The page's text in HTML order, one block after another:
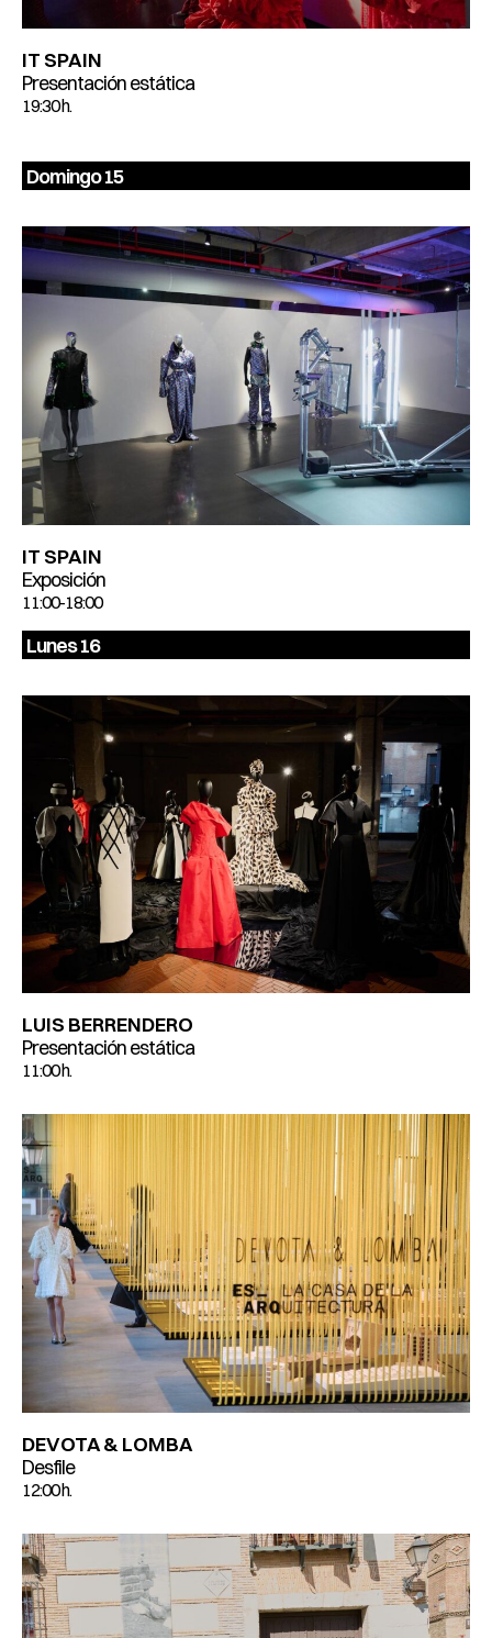
IT SPAIN
Presentación estática
19:30 h.
Domingo 15
IT SPAIN
Exposición
11:00-18:00
Lunes 16
LUIS BERRENDERO
Presentación estática
11:00 h.
DEVOTA & LOMBA
Desfile
12:00 h.